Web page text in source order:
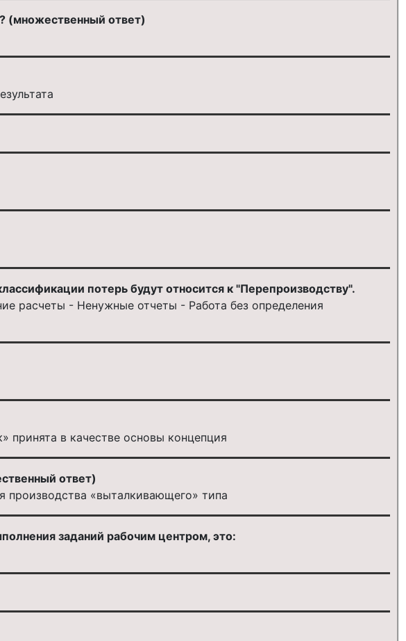
(множественный ответ)
потерь будут относится к "Перепроизводству".
расчеты - Ненужные отчеты - Работа без определения
принята в качестве основы концепция
ответ)
производства «выталкивающего» типа
заданий рабочим центром, это: